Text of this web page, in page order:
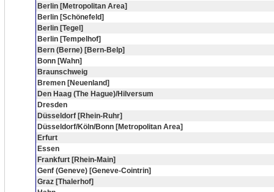
Berlin [Metropolitan Area]
Berlin [Schönefeld]
Berlin [Tegel]
Berlin [Tempelhof]
Bern (Berne) [Bern-Belp]
Bonn [Wahn]
Braunschweig
Bremen [Neuenland]
Den Haag (The Hague)/Hilversum
Dresden
Düsseldorf [Rhein-Ruhr]
Düsseldorf/Köln/Bonn [Metropolitan Area]
Erfurt
Essen
Frankfurt [Rhein-Main]
Genf (Geneve) [Geneve-Cointrin]
Graz [Thalerhof]